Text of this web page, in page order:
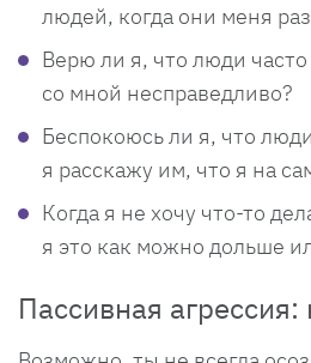
людей, когда они меня
Верю ли я, что люди
со мной несправедливо?
Беспокоюсь ли я, что
я расскажу им, что я на
Когда я не хочу что-то
я это как можно дольше
Пассивная агрессия: